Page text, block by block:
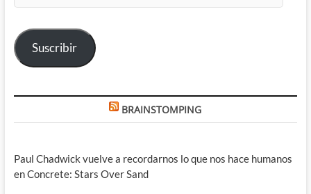
electrónico
Suscribir
BRAINSTOMPING
Paul Chadwick vuelve a recordarnos lo que nos hace humanos
en Concrete: Stars Over Sand